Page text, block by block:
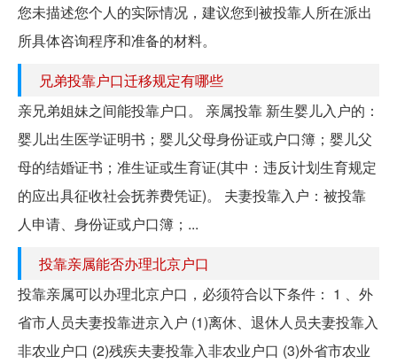
您未描述您个人的实际情况，建议您到被投靠人所在派出
所具体咨询程序和准备的材料。
兄弟投靠户口迁移规定有哪些
亲兄弟姐妹之间能投靠户口。 亲属投靠 新生婴儿入户的：
婴儿出生医学证明书；婴儿父母身份证或户口簿；婴儿父
母的结婚证书；准生证或生育证(其中：违反计划生育规定
的应出具征收社会抚养费凭证)。 夫妻投靠入户：被投靠
人申请、身份证或户口簿；...
投靠亲属能否办理北京户口
投靠亲属可以办理北京户口，必须符合以下条件： 1 、外
省市人员夫妻投靠进京入户 (1)离休、退休人员夫妻投靠入
非农业户口 (2)残疾夫妻投靠入非农业户口 (3)外省市农业